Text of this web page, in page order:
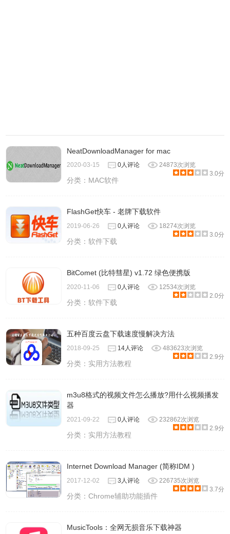
NeatDownloadManager for mac
2020-03-15 0人评论
24873次浏览
3.0分
分类： MAC软件
FlashGet快车 - 老牌下载软件
2019-06-26 0人评论
18274次浏览
3.0分
分类：软件下载
BitComet (比特彗星) v1.72 绿色便携版
2020-11-06 0人评论
12534次浏览
2.0分
分类：软件下载
五种百度云盘下载速度慢解决方法
2018-09-25 14人评论
483623次浏览
2.9分
分类： 实用方法教程
m3u8格式的视频文件怎么播放?用什么视频播发
器
2021-09-22 0人评论
232862次浏览
2.9分
分类： 实用方法教程
Internet Download Manager (简称IDM )
2017-12-02 3人评论
226735次浏览
3.7分
分类：Chrome辅助功能插件
​MusicTools：全网无损音乐下载神器